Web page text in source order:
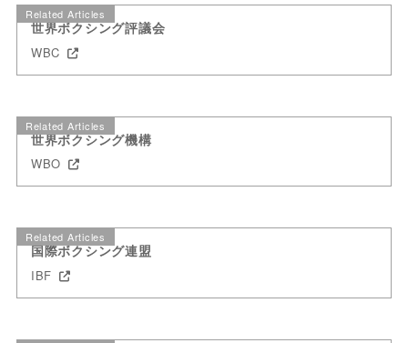
Related Articles
世界ボクシング評議会
WBC
Related Articles
世界ボクシング機構
WBO
Related Articles
国際ボクシング連盟
IBF